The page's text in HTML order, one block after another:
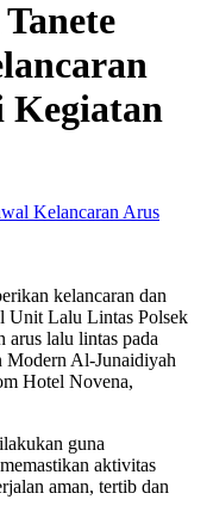
Kegiatan
kelancaran dan
Unit Lalu Lintas Polsek
arus lalu lintas pada
Modern Al-Junaidiyah
Hotel Novena,
guna
aktivitas
aman, tertib dan